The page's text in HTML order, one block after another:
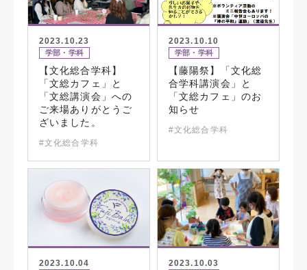
2023.10.23
学部・学科
【文化総合学科】
「文総カフェ」と
「文総講演会」への
ご来場ありがとうご
ざいました。
#文化総合学科
2023.10.10
学部・学科
【藤陽祭】「文化総
合学科講演会」と
「文総カフェ」のお
知らせ
#文化総合学科
2023.10.04 2023.10.03